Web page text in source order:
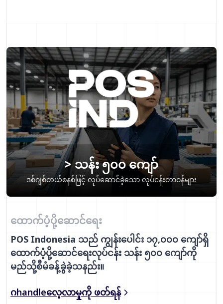
ထောက်ပံ့ပို့ဆောင်ရေး
POS Indonesia သည် ကျွန်းပေါင်း ၁၇,၀၀၀ ကျော်ရှိ
ထောက်ပံ့ပို့ဆောင်ရေးလုပ်ငန်း သန်း ၅၀၀ ကျော်ကို
မည်သို့စီမံခန့်ခွဲခဲ့သနည်း။
ဂhandleလေ့လာမှုကို ဖတ်ရန်
> သန်း ၅၀၀ ကျော်
ဒစ်ဂျစ်တယ်စနစ်ဖြင့် လုပ်ဆောင်ခဲ့သော လုပ်ငန်းတာဝန်များ